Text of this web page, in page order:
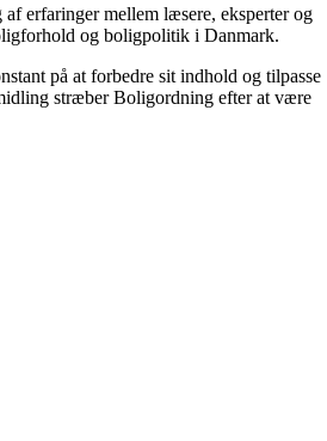
erfaringer mellem læsere, eksperter og
og boligpolitik i Danmark.
på at forbedre sit indhold og tilpasse
stræber Boligordning efter at være